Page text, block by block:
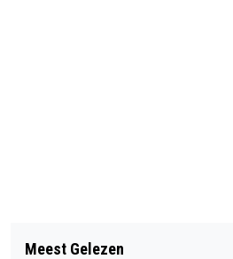
LET OP: PIEK IN
Meest Gelezen